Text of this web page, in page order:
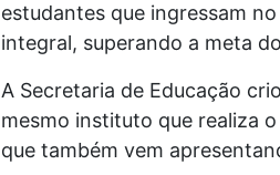
estudantes que ingressam
integral, superando a meta
A Secretaria de Educação
mesmo instituto que realiza
que também vem